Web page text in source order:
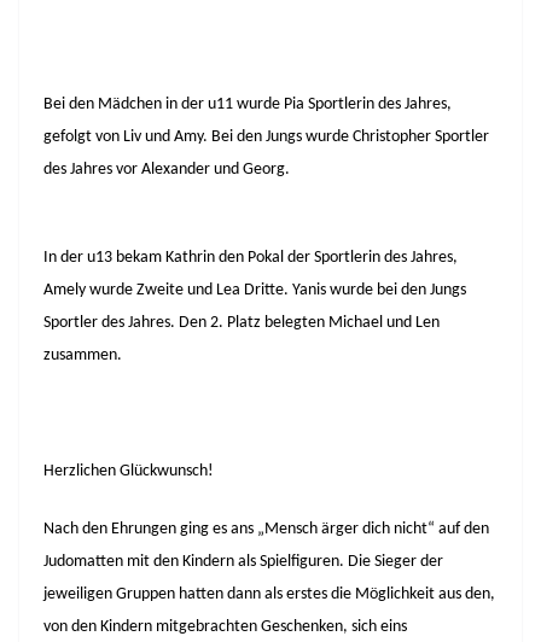
Bei den Mädchen in der u11 wurde Pia Sportlerin des Jahres,
gefolgt von Liv und Amy. Bei den Jungs wurde Christopher Sportler
des Jahres vor Alexander und Georg.
In der u13 bekam Kathrin den Pokal der Sportlerin des Jahres,
Amely wurde Zweite und Lea Dritte. Yanis wurde bei den Jungs
Sportler des Jahres. Den 2. Platz belegten Michael und Len
zusammen.
Herzlichen Glückwunsch!
Nach den Ehrungen ging es ans „Mensch ärger dich nicht“ auf den
Judomatten mit den Kindern als Spielfiguren. Die Sieger der
jeweiligen Gruppen hatten dann als erstes die Möglichkeit aus den,
von den Kindern mitgebrachten Geschenken, sich eins